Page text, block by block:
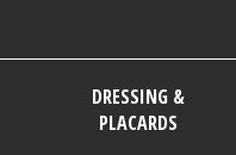
DRESSING &
PLACARDS